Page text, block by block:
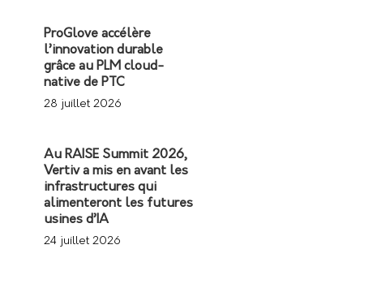
ProGlove accélère
l’innovation durable
grâce au PLM cloud-
native de PTC
28 juillet 2026
Au RAISE Summit 2026,
Vertiv a mis en avant les
infrastructures qui
alimenteront les futures
usines d’IA
24 juillet 2026